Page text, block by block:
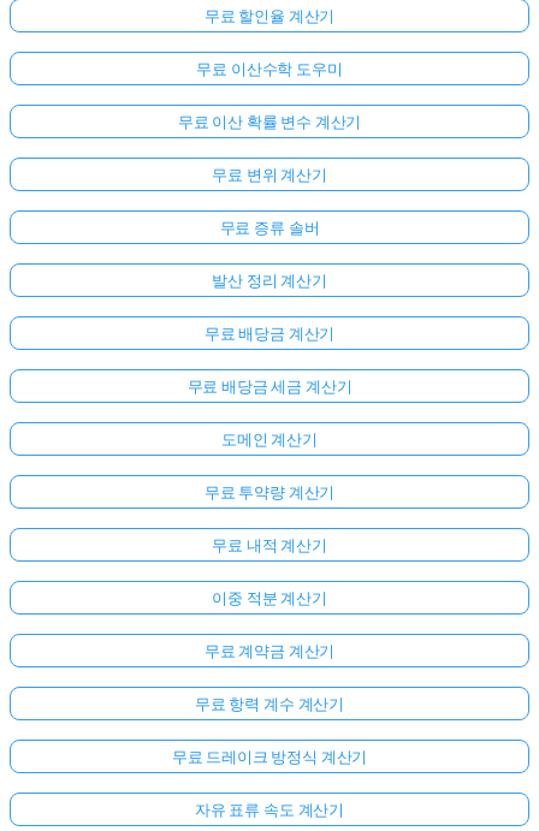
여
기
서
하
세
무료 할인율 계산기
무료 이산수학 도우미
무료 이산 확률 변수 계산기
무료 변위 계산기
무료 증류 솔버
발산 정리 계산기
무료 배당금 계산기
무료 배당금 세금 계산기
도메인 계산기
무료 투약량 계산기
무료 내적 계산기
이중 적분 계산기
무료 계약금 계산기
무료 항력 계수 계산기
무료 드레이크 방정식 계산기
자유 표류 속도 계산기